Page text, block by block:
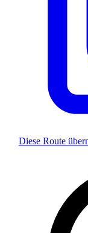
Diese Route